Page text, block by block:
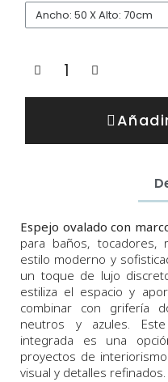
Espejo ovalado con
para baños, tocadores,
estilo moderno y
un toque de lujo
estiliza el espacio y
combinar con grifería
neutros y azules.
integrada es una
proyectos de
visual y detalles refinados.